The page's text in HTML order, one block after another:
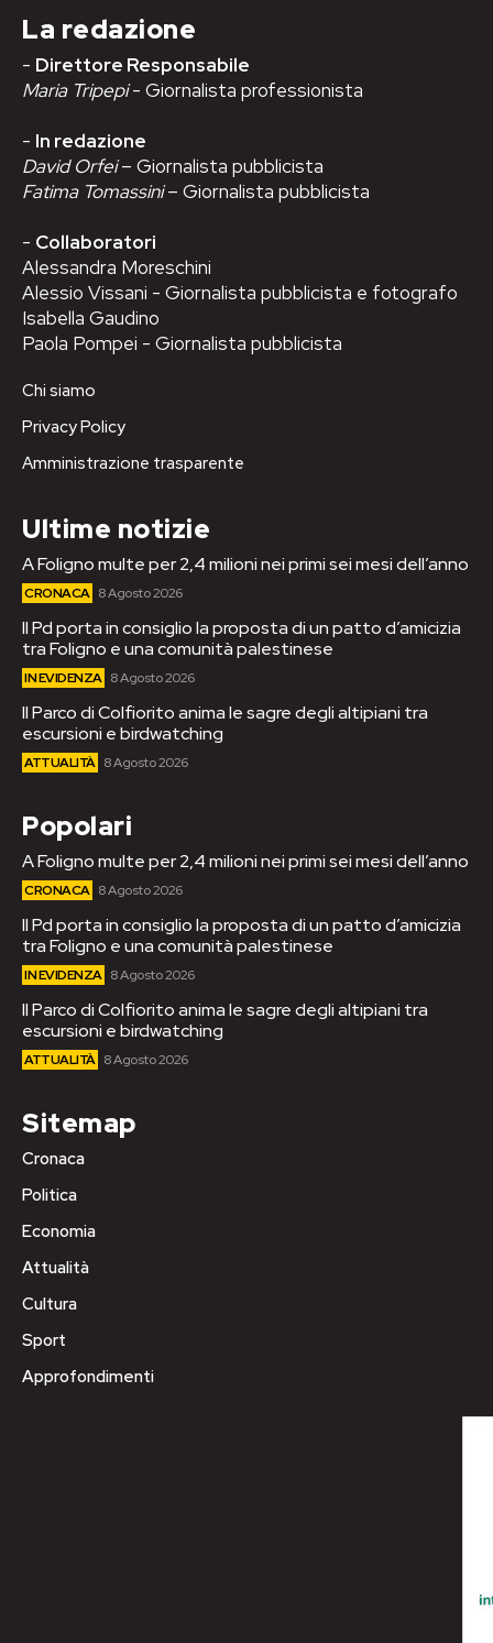
La redazione
- Direttore Responsabile
Maria Tripepi- Giornalista professionista
- In redazione
David Orfei– Giornalista pubblicista
Fatima Tomassini– Giornalista pubblicista
- Collaboratori
Alessandra Moreschini
Alessio Vissani - Giornalista pubblicista e fotografo
Isabella Gaudino
Paola Pompei - Giornalista pubblicista
Chi siamo
Privacy Policy
Amministrazione trasparente
Ultime notizie
A Foligno multe per 2,4 milioni nei primi sei mesi dell’anno
CRONACA 8 Agosto 2026
Il Pd porta in consiglio la proposta di un patto d’amicizia
tra Foligno e una comunità palestinese
IN EVIDENZA 8 Agosto 2026
Il Parco di Colfiorito anima le sagre degli altipiani tra
escursioni e birdwatching
ATTUALITÀ 8 Agosto 2026
Popolari
A Foligno multe per 2,4 milioni nei primi sei mesi dell’anno
CRONACA 8 Agosto 2026
Il Pd porta in consiglio la proposta di un patto d’amicizia
tra Foligno e una comunità palestinese
IN EVIDENZA 8 Agosto 2026
Il Parco di Colfiorito anima le sagre degli altipiani tra
escursioni e birdwatching
ATTUALITÀ 8 Agosto 2026
Sitemap
Cronaca
Politica
Economia
Attualità
Cultura
Sport
Approfondimenti